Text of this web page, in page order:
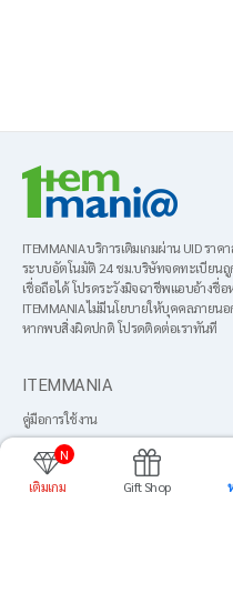
ITEMMANIA บริการเติมเกมผ่าน UID ราค
ระบบอัตโนมัติ 24 ชม.บริษัทจดทะเบียน
เชื่อถือได้ โปรดระวังมิจฉาชีพแอบอ้างชื่
ITEMMANIA ไม่มีนโยบายให้บุคคลภายน
หากพบสิ่งผิดปกติ โปรดติดต่อเราทันที
ITEMMANIA
คู่มือการใช้งาน
About us
ข้อตกลงการใช้งาน
N
เติมเกม
Gift Shop